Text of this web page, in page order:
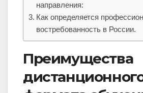
направления:
Как определяется
востребованность в России.
Преимущества